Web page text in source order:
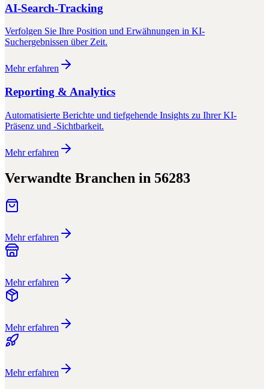
AI-Search-Tracking
Verfolgen Sie Ihre Position und Erwähnungen in KI-
Suchergebnissen über Zeit.
Mehr erfahren
Reporting & Analytics
Automatisierte Berichte und tiefgehende Insights zu Ihrer KI-
Präsenz und -Sichtbarkeit.
Mehr erfahren
Verwandte Branchen in 56283
Mehr erfahren
Mehr erfahren
Mehr erfahren
Mehr erfahren